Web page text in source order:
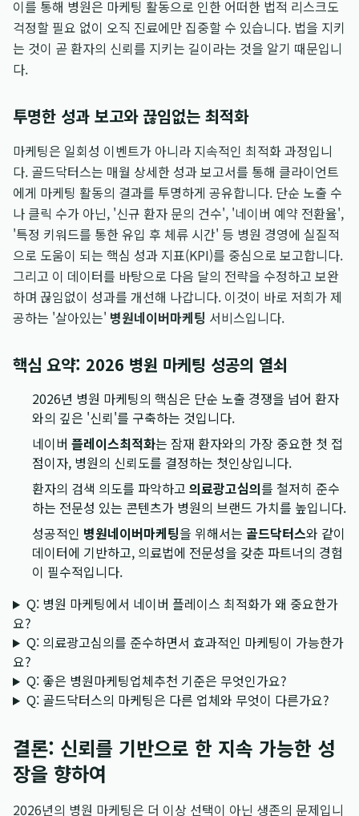
이를 통해 병원은 마케팅 활동으로 인한 어떠한 법적 리스크도
걱정할 필요 없이 오직 진료에만 집중할 수 있습니다. 법을 지키
는 것이 곧 환자의 신뢰를 지키는 길이라는 것을 알기 때문입니
다.
투명한 성과 보고와 끊임없는 최적화
마케팅은 일회성 이벤트가 아니라 지속적인 최적화 과정입니
다. 골드닥터스는 매월 상세한 성과 보고서를 통해 클라이언트
에게 마케팅 활동의 결과를 투명하게 공유합니다. 단순 노출 수
나 클릭 수가 아닌, '신규 환자 문의 건수', '네이버 예약 전환율',
'특정 키워드를 통한 유입 후 체류 시간' 등 병원 경영에 실질적
으로 도움이 되는 핵심 성과 지표(KPI)를 중심으로 보고합니다.
그리고 이 데이터를 바탕으로 다음 달의 전략을 수정하고 보완
하며 끊임없이 성과를 개선해 나갑니다. 이것이 바로 저희가 제
공하는 '살아있는' 병원네이버마케팅 서비스입니다.
핵심 요약: 2026 병원 마케팅 성공의 열쇠
2026년 병원 마케팅의 핵심은 단순 노출 경쟁을 넘어 환자
와의 깊은 '신뢰'를 구축하는 것입니다.
네이버 플레이스최적화는 잠재 환자와의 가장 중요한 첫 접
점이자, 병원의 신뢰도를 결정하는 첫인상입니다.
환자의 검색 의도를 파악하고 의료광고심의를 철저히 준수
하는 전문성 있는 콘텐츠가 병원의 브랜드 가치를 높입니다.
성공적인 병원네이버마케팅을 위해서는 골드닥터스와 같이
데이터에 기반하고, 의료법에 전문성을 갖춘 파트너의 경험
이 필수적입니다.
Q: 병원 마케팅에서 네이버 플레이스 최적화가 왜 중요한가
요?
Q: 의료광고심의를 준수하면서 효과적인 마케팅이 가능한가
요?
Q: 좋은 병원마케팅업체추천 기준은 무엇인가요?
Q: 골드닥터스의 마케팅은 다른 업체와 무엇이 다른가요?
결론: 신뢰를 기반으로 한 지속 가능한 성
장을 향하여
2026년의 병원 마케팅은 더 이상 선택이 아닌 생존의 문제입니